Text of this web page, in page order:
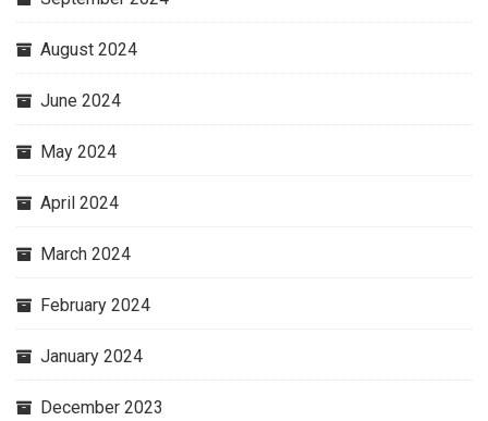
August 2024
June 2024
May 2024
April 2024
March 2024
February 2024
January 2024
December 2023